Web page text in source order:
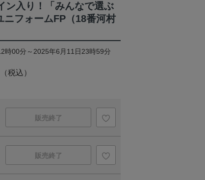
ン入り！「みんなで選ぶ
ニフォームFP（18番河村
時00分～2025年6月11日23時59分
（税込）
販売終了
販売終了